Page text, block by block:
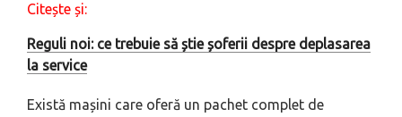
Citește și:
Reguli noi: ce trebuie să știe șoferii despre deplasarea
la service
Există mașini care oferă un pachet complet de